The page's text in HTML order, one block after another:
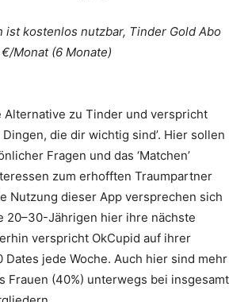
ist kostenlos nutzbar, Tinder Gold Abo
Monat (6 Monate)
Alternative zu Tinder und verspricht
Dingen, die dir wichtig sind’. Hier sollen
Fragen und das ‘Matchen’
zum erhofften Traumpartner
Nutzung dieser App versprechen sich
20–30-Jährigen hier ihre nächste
verspricht OkCupid auf ihrer
Dates jede Woche. Auch hier sind mehr
Frauen (40%) unterwegs bei insgesamt